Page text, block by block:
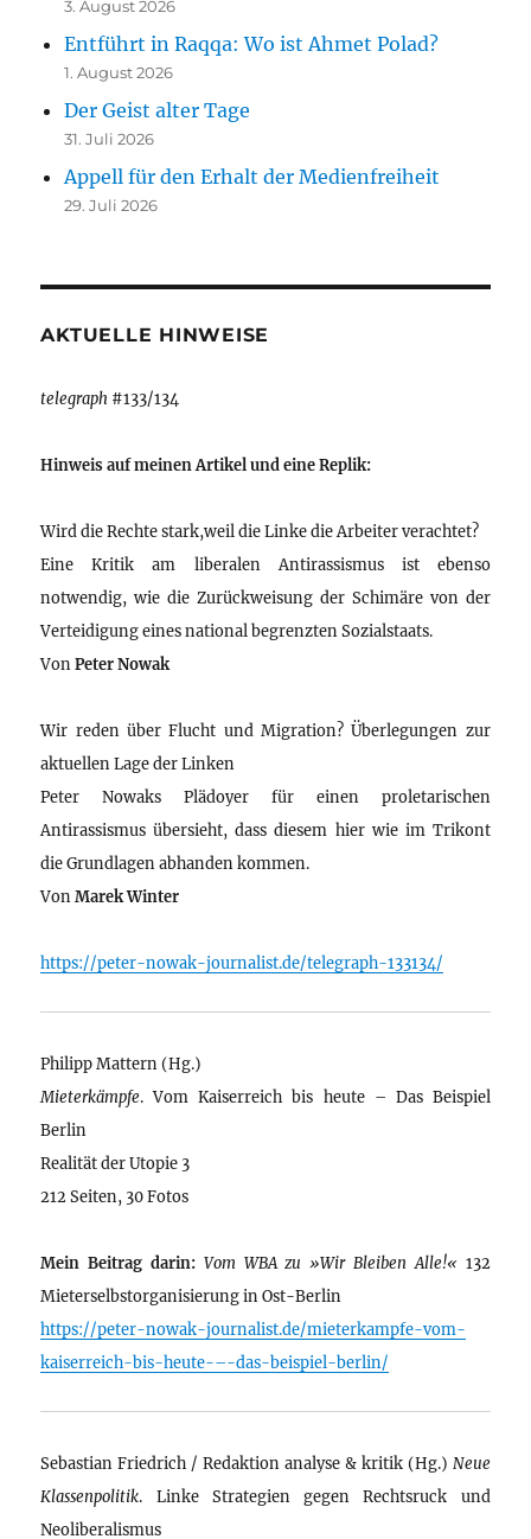
3. August 2026
Entführt in Raqqa: Wo ist Ahmet Polad?
1. August 2026
Der Geist alter Tage
31. Juli 2026
Appell für den Erhalt der Medienfreiheit
29. Juli 2026
AKTUELLE HINWEISE
telegraph #133/134
Hinweis auf meinen Artikel und eine Replik:
Wird die Rechte stark,weil die Linke die Arbeiter verachtet?
Eine Kritik am liberalen Antirassismus ist ebenso
notwendig, wie die Zurückweisung der Schimäre von der
Verteidigung eines national begrenzten Sozialstaats.
VonPeter Nowak
Wir reden über Flucht und Migration? Überlegungen zur
aktuellen Lage der Linken
Peter Nowaks Plädoyer für einen proletarischen
Antirassismus übersieht, dass diesem hier wie im Trikont
die Grundlagen abhanden kommen.
VonMarek Winter
https://peter-nowak-journalist.de/telegraph-133134/
Philipp Mattern (Hg.)
Mieterkämpfe. Vom Kaiserreich bis heute – Das Beispiel
Berlin
Realität der Utopie 3
212 Seiten, 30 Fotos
Mein Beitrag darin: Vom WBA zu »Wir Bleiben Alle!« 132
Mieterselbstorganisierung in Ost-Berlin
https://peter-nowak-journalist.de/mieterkampfe-vom-
kaiserreich-bis-heute-–-das-beispiel-berlin/
Sebastian Friedrich / Redaktion analyse & kritik (Hg.) Neue
Klassenpolitik. Linke Strategien gegen Rechtsruck und
Neoliberalismus